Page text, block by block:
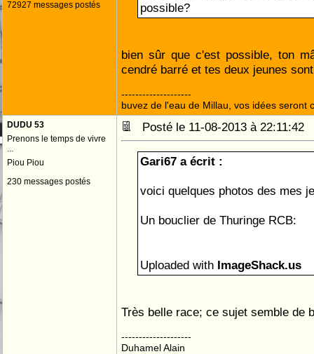
72927 messages postés
possible?
bien sûr que c'est possible, ton
cendré barré et tes deux jeunes
--------------------
buvez de l'eau de Millau, vos idées seront
DUDU 53
Prenons le temps de vivre
...
Piou Piou
230 messages postés
Posté le 11-08-2013 à 22:11:42
Gari67 a écrit :
voici quelques photos des mes
Un bouclier de Thuringe RCB:
Uploaded with ImageShack.us
Très belle race; ce sujet semble de
--------------------
Duhamel Alain